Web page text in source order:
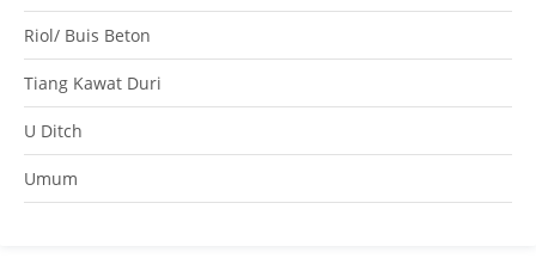
Riol/ Buis Beton
Tiang Kawat Duri
U Ditch
Umum